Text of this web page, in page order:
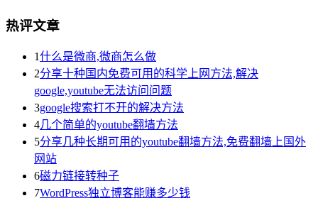
热评文章
1什么是微商,微商怎么做
2分享十种国内免费可用的科学上网方法,解决
google,youtube无法访问问题
3google搜索打不开的解决方法
4几个简单的youtube翻墙方法
5分享几种长期可用的youtube翻墙方法,免费翻墙上国外
网站
6磁力链接转种子
7WordPress独立博客能赚多少钱